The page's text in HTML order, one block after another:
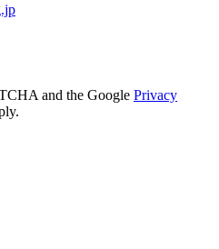
and the Google Privacy